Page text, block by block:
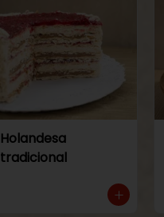
Holandesa
tradicional